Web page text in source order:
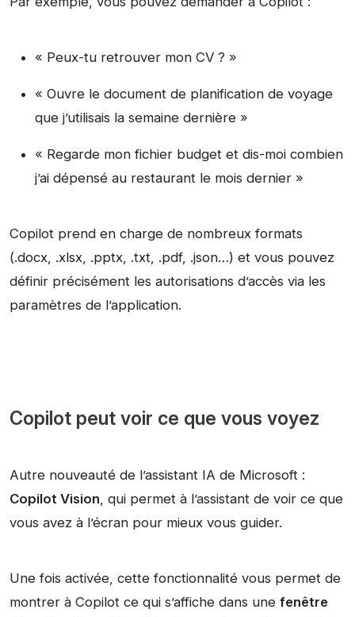
« Peux-tu retrouver mon CV ? »
« Ouvre le document de planification de voyage
que j’utilisais la semaine dernière »
« Regarde mon fichier budget et dis-moi combien
j’ai dépensé au restaurant le mois dernier »
Copilot prend en charge de nombreux formats
(.docx, .xlsx, .pptx, .txt, .pdf, .json…) et vous pouvez
définir précisément les autorisations d’accès via les
paramètres de l’application.
Copilot peut voir ce que vous voyez
Autre nouveauté de l’assistant IA de Microsoft :
Copilot Vision, qui permet à l’assistant de voir ce que
vous avez à l’écran pour mieux vous guider.
Une fois activée, cette fonctionnalité vous permet de
montrer à Copilot ce qui s’affiche dans une fenêtre